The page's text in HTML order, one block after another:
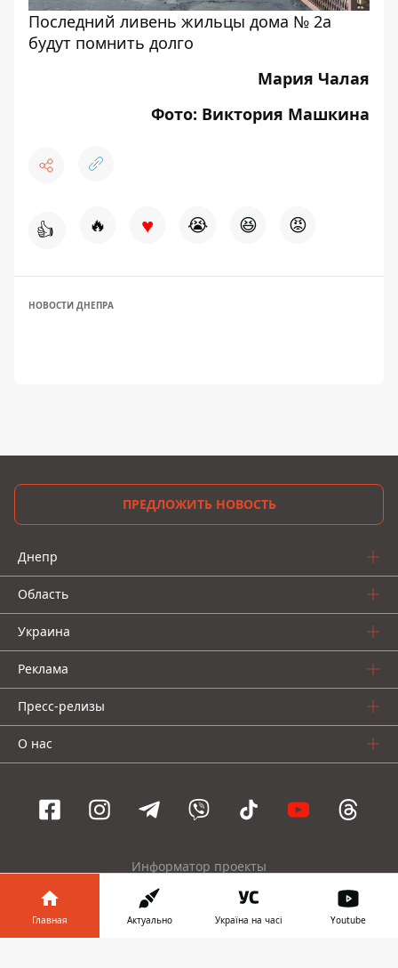
Последний ливень жильцы дома № 2а
будут помнить долго
Мария Чалая
Фото: Виктория Машкина
👍 🔥 ♥ 😭 😆 😡
НОВОСТИ ДНЕПРА
ПРЕДЛОЖИТЬ НОВОСТЬ
Днепр
Область
Украина
Реклама
Пресс-релизы
О нас
Информатор проекты
Информатор
Украина
Киев
Информатор
Главная Актуально Україна на часі Youtube